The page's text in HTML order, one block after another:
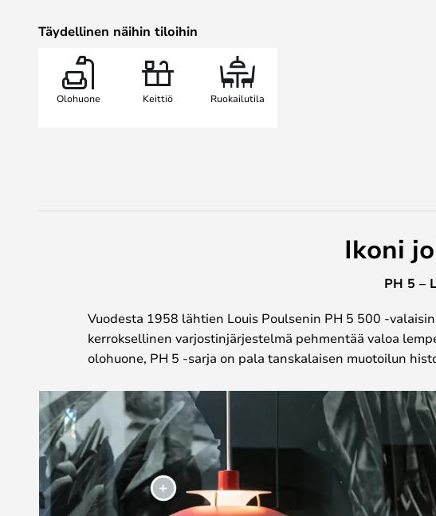
Täydellinen näihin tiloihin
Olohuone Keittiö Ruokailutila
Ikoni
PH 5 –
Vuodesta 1958 lähtien Louis Poulsenin PH 5 500 -
kerroksellinen varjostinjärjestelmä pehmentää valoa
olohuone, PH 5 -sarja on pala tanskalaisen muotoilun